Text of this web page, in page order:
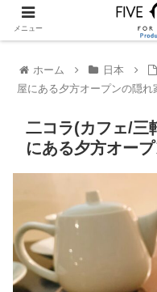
ホーム 日本
屋にある夕方オープンの隠れ
二コラ(カフェ/三
にある夕方オー
メニュー